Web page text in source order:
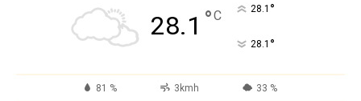
28.1 °C 28.1 °
28.1 °
81 % 3kmh 33 %